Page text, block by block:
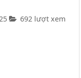
692 lượt xem